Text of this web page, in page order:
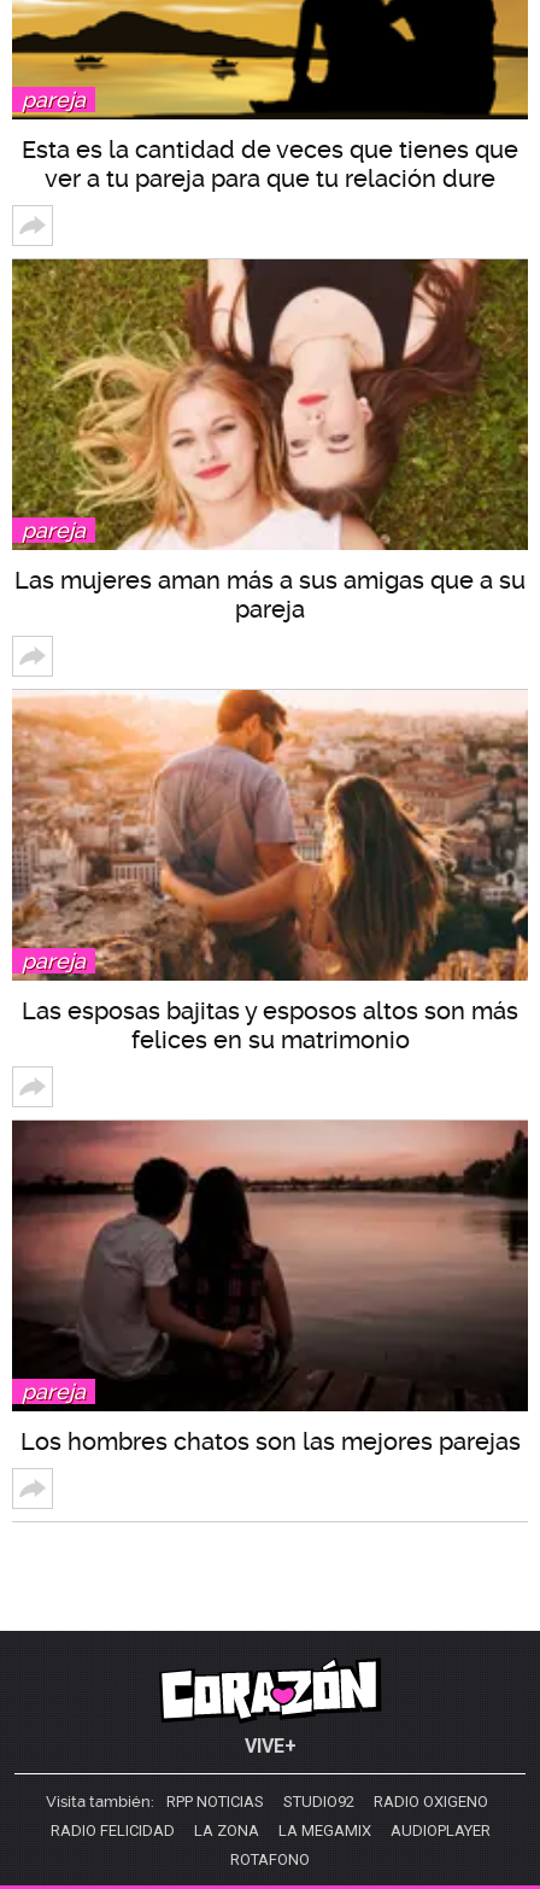
pareja
Esta es la cantidad de veces que tienes que
ver a tu pareja para que tu relación dure
pareja
Las mujeres aman más a sus amigas que a su
pareja
pareja
Las esposas bajitas y esposos altos son más
felices en su matrimonio
pareja
Los hombres chatos son las mejores parejas
VIVE+
Visita también: RPP NOTICIAS STUDIO92
RADIO OXIGENO
RADIO FELICIDAD
LA ZONA LA MEGAMIX
AUDIOPLAYER
ROTAFONO